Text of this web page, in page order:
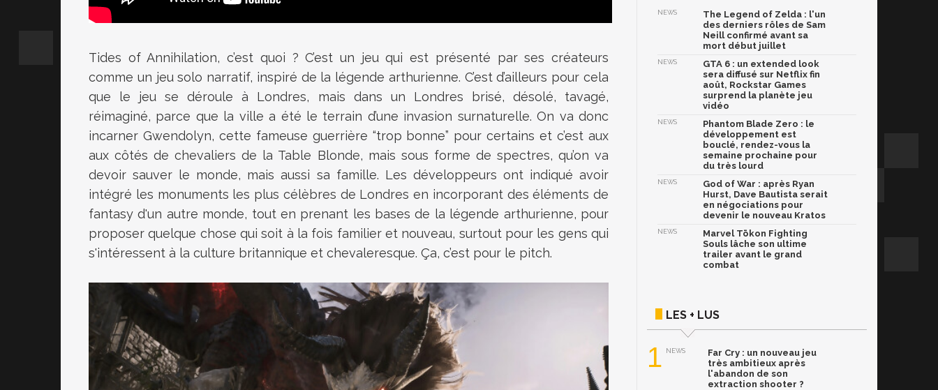
Tides of Annihilation, c’est quoi ? C’est un jeu qui est présenté par ses créateurs
comme un jeu solo narratif, inspiré de la légende arthurienne. C’est d’ailleurs pour cela
que le jeu se déroule à Londres, mais dans un Londres brisé, désolé, tavagé,
réimaginé, parce que la ville a été le terrain d’une invasion surnaturelle. On va donc
incarner Gwendolyn, cette fameuse guerrière “trop bonne” pour certains et c’est aux
aux côtés de chevaliers de la Table Blonde, mais sous forme de spectres, qu’on va
devoir sauver le monde, mais aussi sa famille. Les développeurs ont indiqué avoir
intégré les monuments les plus célèbres de Londres en incorporant des éléments de
fantasy d'un autre monde, tout en prenant les bases de la légende arthurienne, pour
proposer quelque chose qui soit à la fois familier et nouveau, surtout pour les gens qui
s'intéressent à la culture britannique et chevaleresque. Ça, c’est pour le pitch.
NEWS
The Legend of Zelda : l'un
des derniers rôles de Sam
Neill confirmé avant sa
mort début juillet
NEWS
GTA 6 : un extended look
sera diffusé sur Netflix fin
août, Rockstar Games
surprend la planète jeu
vidéo
NEWS
Phantom Blade Zero : le
développement est
bouclé, rendez-vous la
semaine prochaine pour
du très lourd
NEWS
God of War : après Ryan
Hurst, Dave Bautista serait
en négociations pour
devenir le nouveau Kratos
NEWS
Marvel Tōkon Fighting
Souls lâche son ultime
trailer avant le grand
combat
LES + LUS
1 NEWS
Far Cry : un nouveau jeu
très ambitieux après
l'abandon de son
extraction shooter ?